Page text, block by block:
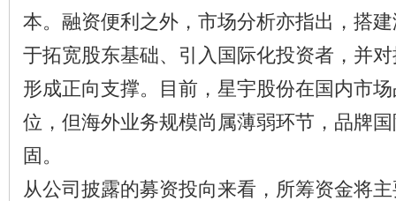
本。融资便利之外，市场分析亦指出，搭
于拓宽股东基础、引入国际化投资者，并
形成正向支撑。目前，星宇股份在国内市
位，但海外业务规模尚属薄弱环节，品牌
固。
从公司披露的募资投向来看，所筹资金将